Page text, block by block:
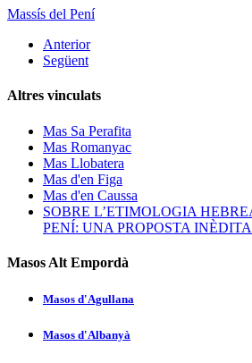
Massís del Pení
Anterior
Següent
Altres vinculats
Mas Sa Perafita
Mas Romanyac
Mas Llobatera
Mas d'en Figa
Mas d'en Caussa
SOBRE L’ETIMOLOGIA
PENÍ: UNA PROPOSTA INÈDITA
Masos Alt Empordà
Masos d'Agullana
Masos d'Albanyà